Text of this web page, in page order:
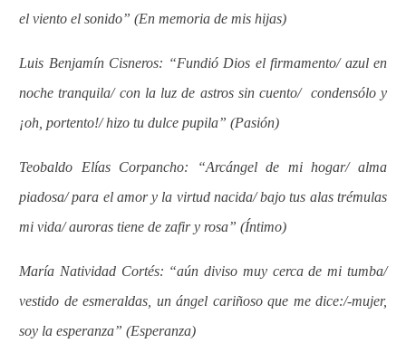
el viento el sonido” (En memoria de mis hijas)
Luis Benjamín Cisneros: “Fundió Dios el firmamento/ azul en
noche tranquila/ con la luz de astros sin cuento/
condensólo y
¡oh, portento!/ hizo tu dulce pupila” (Pasión)
Teobaldo Elías Corpancho: “Arcángel de mi hogar/ alma
piadosa/ para el amor y la virtud nacida/ bajo tus alas trémulas
mi vida/ auroras tiene de zafir y rosa” (Íntimo)
María Natividad Cortés: “aún diviso muy cerca de mi tumba/
vestido de esmeraldas, un ángel cariñoso que me dice:/-mujer,
soy la esperanza” (Esperanza)